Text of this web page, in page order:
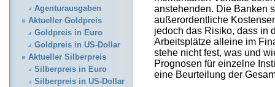
anstehenden. Die Banken
außerordentliche
jedoch das Risiko, dass in
Arbeitsplätze alleine im
stehe nicht fest, was und
Prognosen für einzelne
eine Beurteilung der
Agenturausgaben
Aktueller Goldpreis
Goldpreis in Euro
Goldpreis in US-Dollar
Aktueller Silberpreis
Silberpreis in Euro
Silberpreis in US-Dollar